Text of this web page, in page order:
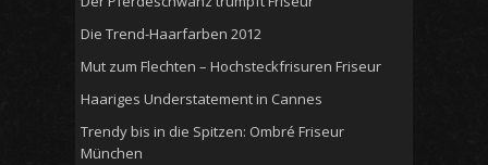
Die Trend-Haarfarben 2012
Mut zum Flechten – Hochsteckfrisuren Friseur
Haariges Understatement in Cannes
Trendy bis in die Spitzen: Ombré Friseur
München